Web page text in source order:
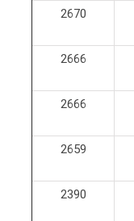
2670
2666
2666
2659
2390